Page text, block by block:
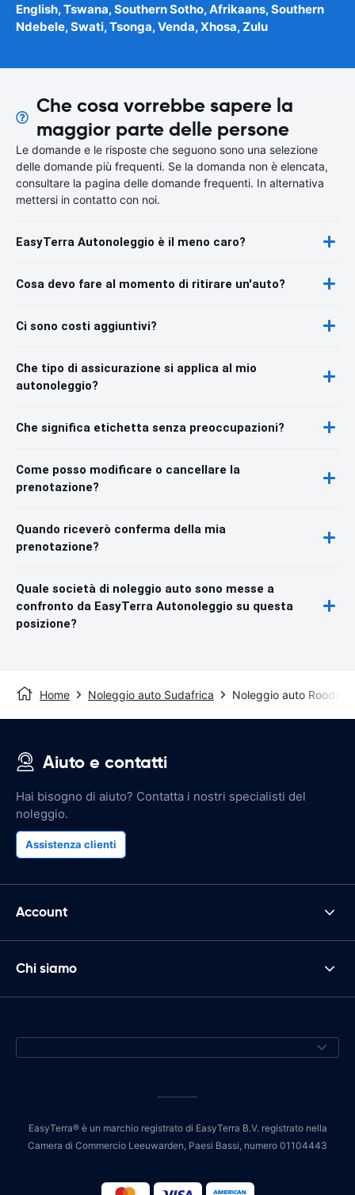
English, Tswana, Southern Sotho, Afrikaans, Southern
Ndebele, Swati, Tsonga, Venda, Xhosa, Zulu
Che cosa vorrebbe sapere la
maggior parte delle persone
Le domande e le risposte che seguono sono una selezione
delle domande più frequenti. Se la domanda non è elencata,
consultare la pagina delle domande frequenti. In alternativa
mettersi in contatto con noi.
EasyTerra Autonoleggio è il meno caro?
Cosa devo fare al momento di ritirare un'auto?
Ci sono costi aggiuntivi?
Che tipo di assicurazione si applica al mio
autonoleggio?
Che significa etichetta senza preoccupazioni?
Come posso modificare o cancellare la
prenotazione?
Quando riceverò conferma della mia
prenotazione?
Quale società di noleggio auto sono messe a
confronto da EasyTerra Autonoleggio su questa
posizione?
Home Noleggio auto Sudafrica Noleggio auto
Aiuto e contatti
Hai bisogno di aiuto? Contatta i nostri specialisti del
noleggio.
Assistenza clienti
Account
Chi siamo
EasyTerra® è un marchio registrato di EasyTerra B.V. registrato nella
Camera di Commercio Leeuwarden, Paesi Bassi, numero 01104443